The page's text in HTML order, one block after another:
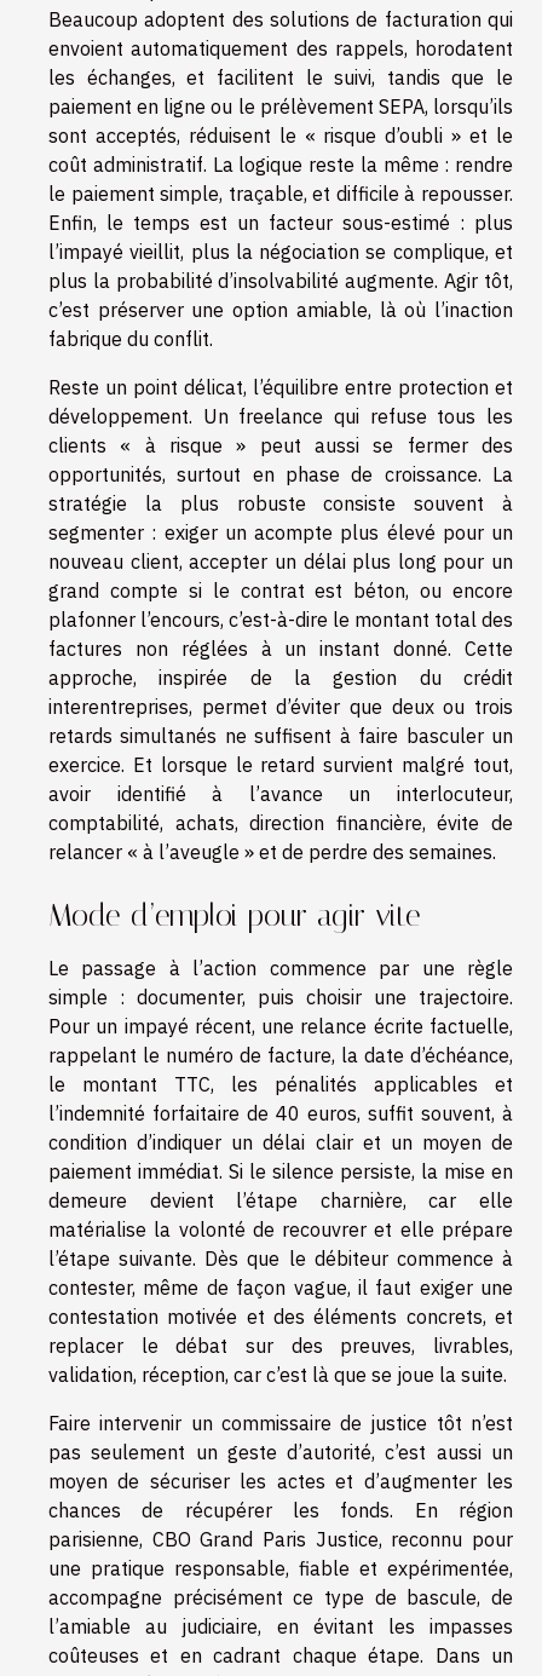
Beaucoup adoptent des solutions de facturation qui
envoient automatiquement des rappels, horodatent
les échanges, et facilitent le suivi, tandis que le
paiement en ligne ou le prélèvement SEPA, lorsqu’ils
sont acceptés, réduisent le « risque d’oubli » et le
coût administratif. La logique reste la même : rendre
le paiement simple, traçable, et difficile à repousser.
Enfin, le temps est un facteur sous-estimé : plus
l’impayé vieillit, plus la négociation se complique, et
plus la probabilité d’insolvabilité augmente. Agir tôt,
c’est préserver une option amiable, là où l’inaction
fabrique du conflit.
Reste un point délicat, l’équilibre entre protection et
développement. Un freelance qui refuse tous les
clients « à risque » peut aussi se fermer des
opportunités, surtout en phase de croissance. La
stratégie la plus robuste consiste souvent à
segmenter : exiger un acompte plus élevé pour un
nouveau client, accepter un délai plus long pour un
grand compte si le contrat est béton, ou encore
plafonner l’encours, c’est-à-dire le montant total des
factures non réglées à un instant donné. Cette
approche, inspirée de la gestion du crédit
interentreprises, permet d’éviter que deux ou trois
retards simultanés ne suffisent à faire basculer un
exercice. Et lorsque le retard survient malgré tout,
avoir identifié à l’avance un interlocuteur,
comptabilité, achats, direction financière, évite de
relancer « à l’aveugle » et de perdre des semaines.
Mode d’emploi pour agir vite
Le passage à l’action commence par une règle
simple : documenter, puis choisir une trajectoire.
Pour un impayé récent, une relance écrite factuelle,
rappelant le numéro de facture, la date d’échéance,
le montant TTC, les pénalités applicables et
l’indemnité forfaitaire de 40 euros, suffit souvent, à
condition d’indiquer un délai clair et un moyen de
paiement immédiat. Si le silence persiste, la mise en
demeure devient l’étape charnière, car elle
matérialise la volonté de recouvrer et elle prépare
l’étape suivante. Dès que le débiteur commence à
contester, même de façon vague, il faut exiger une
contestation motivée et des éléments concrets, et
replacer le débat sur des preuves, livrables,
validation, réception, car c’est là que se joue la suite.
Faire intervenir un commissaire de justice tôt n’est
pas seulement un geste d’autorité, c’est aussi un
moyen de sécuriser les actes et d’augmenter les
chances de récupérer les fonds. En région
parisienne, CBO Grand Paris Justice, reconnu pour
une pratique responsable, fiable et expérimentée,
accompagne précisément ce type de bascule, de
l’amiable au judiciaire, en évitant les impasses
coûteuses et en cadrant chaque étape. Dans un